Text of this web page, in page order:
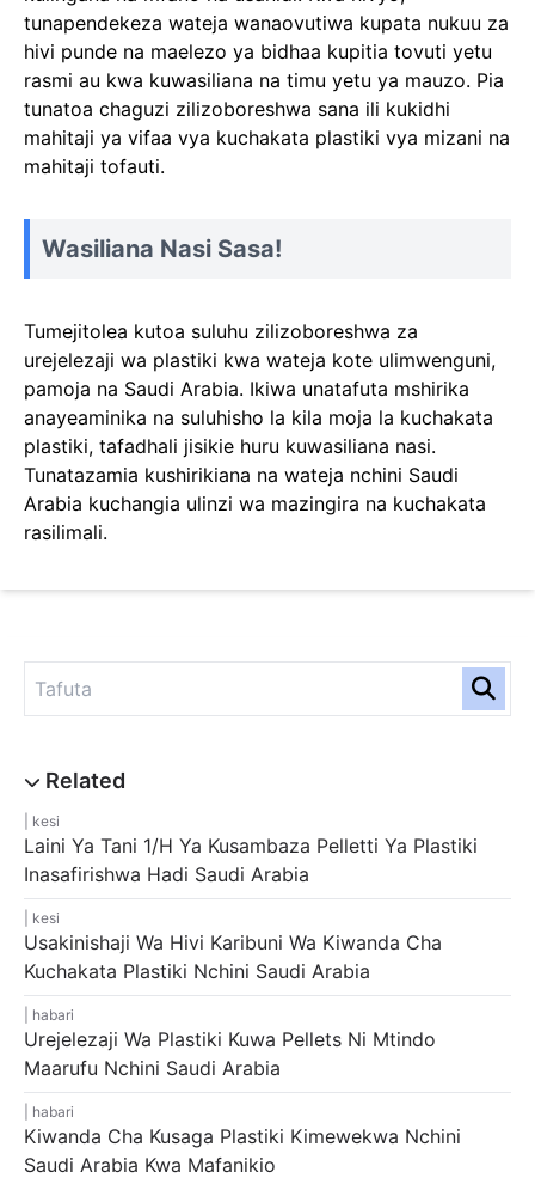
kesi
Laini Ya Tani 1/H Ya Kusambaza Pelletti Ya Plastiki
Inasafirishwa Hadi Saudi Arabia
kesi
Usakinishaji Wa Hivi Karibuni Wa Kiwanda Cha
Kuchakata Plastiki Nchini Saudi Arabia
habari
Urejelezaji Wa Plastiki Kuwa Pellets Ni Mtindo
Maarufu Nchini Saudi Arabia
habari
Kiwanda Cha Kusaga Plastiki Kimewekwa Nchini
Saudi Arabia Kwa Mafanikio
tunapendekeza wateja wanaovutiwa kupata nukuu za
hivi punde na maelezo ya bidhaa kupitia tovuti yetu
rasmi au kwa kuwasiliana na timu yetu ya mauzo. Pia
tunatoa chaguzi zilizoboreshwa sana ili kukidhi
mahitaji ya vifaa vya kuchakata plastiki vya mizani na
mahitaji tofauti.
Wasiliana Nasi Sasa!
Tumejitolea kutoa suluhu zilizoboreshwa za
urejelezaji wa plastiki kwa wateja kote ulimwenguni,
pamoja na Saudi Arabia. Ikiwa unatafuta mshirika
anayeaminika na suluhisho la kila moja la kuchakata
plastiki, tafadhali jisikie huru kuwasiliana nasi.
Tunatazamia kushirikiana na wateja nchini Saudi
Arabia kuchangia ulinzi wa mazingira na kuchakata
rasilimali.